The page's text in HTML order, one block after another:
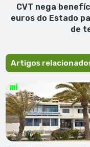
euros
modernizar
infraestruturas
telecomunicações
CVT nega
euros do Estado
de
Artigos